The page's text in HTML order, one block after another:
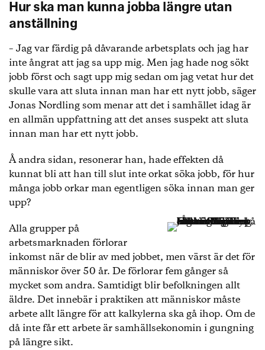
Hur ska man kunna jobba längre utan
anställning
– Jag var färdig på dåvarande arbetsplats och jag har
inte ångrat att jag sa upp mig. Men jag hade nog sökt
jobb först och sagt upp mig sedan om jag vetat hur det
skulle vara att sluta innan man har ett nytt jobb, säger
Jonas Nordling som menar att det i samhället idag är
en allmän uppfattning att det anses suspekt att sluta
innan man har ett nytt jobb.
Å andra sidan, resonerar han, hade effekten då
kunnat bli att han till slut inte orkat söka jobb, för hur
många jobb orkar man egentligen söka innan man ger
upp?
Alla grupper på
arbetsmarknaden förlorar
inkomst när de blir av med jobbet, men värst är det för
människor över 50 år. De förlorar fem gånger så
mycket som andra. Samtidigt blir befolkningen allt
äldre. Det innebär i praktiken att människor måste
arbete allt längre för att kalkylerna ska gå ihop. Om de
då inte får ett arbete är samhällsekonomin i gungning
på längre sikt.